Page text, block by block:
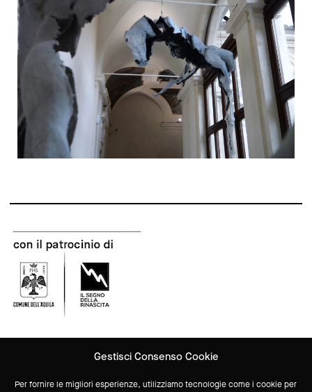
Gestisci Consenso Cookie
Per fornire le migliori esperienze, utilizziamo tecnologie come i cookie per
Vuoi ricevere aggiornamenti sulle attività del Museo?